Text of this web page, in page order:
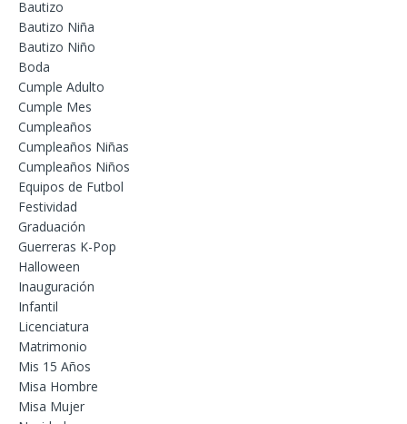
Bautizo
Bautizo Niña
Bautizo Niño
Boda
Cumple Adulto
Cumple Mes
Cumpleaños
Cumpleaños Niñas
Cumpleaños Niños
Equipos de Futbol
Festividad
Graduación
Guerreras K-Pop
Halloween
Inauguración
Infantil
Licenciatura
Matrimonio
Mis 15 Años
Misa Hombre
Misa Mujer